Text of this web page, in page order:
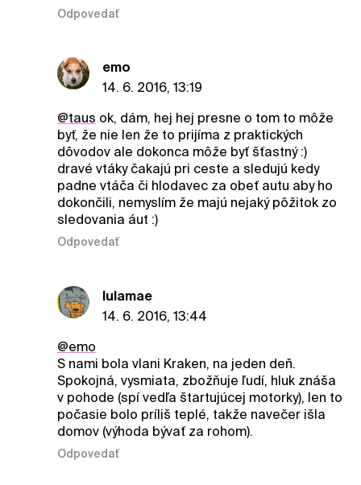
Odpovedať
emo
14. 6. 2016, 13:19
@taus ok, dám, hej hej presne o tom to môže
byť, že nie len že to prijíma z praktických
dôvodov ale dokonca môže byť šťastný :)
dravé vtáky čakajú pri ceste a sledujú kedy
padne vtáča či hlodavec za obeť autu aby ho
dokončili, nemyslím že majú nejaký pôžitok zo
sledovania áut :)
Odpovedať
lulamae
14. 6. 2016, 13:44
@emo
S nami bola vlani Kraken, na jeden deň.
Spokojná, vysmiata, zbožňuje ľudí, hluk znáša
v pohode (spí vedľa štartujúcej motorky), len to
počasie bolo príliš teplé, takže navečer išla
domov (výhoda bývať za rohom).
Odpovedať